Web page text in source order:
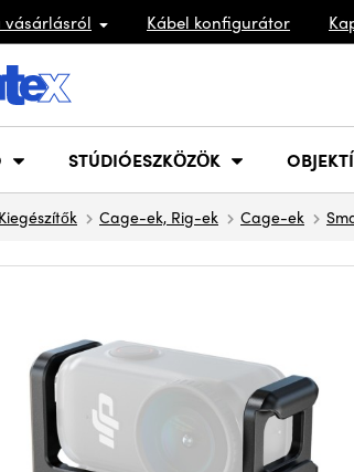
Kábel konfigurátor
STÚDIÓESZKÖZÖK
Kiegészítők Cage-ek, Rig-ek Cage-ek